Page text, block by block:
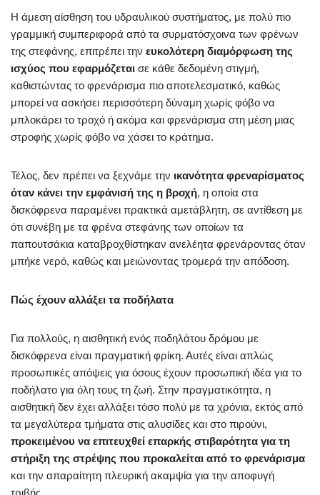
Η άμεση αίσθηση του υδραυλικού συστήματος, με πολύ πιο
γραμμική συμπεριφορά από τα συρματόσχοινα των φρένων
της στεφάνης, επιτρέπει την ευκολότερη διαμόρφωση της
ισχύος που εφαρμόζεται σε κάθε δεδομένη στιγμή,
καθιστώντας το φρενάρισμα πιο αποτελεσματικό, καθώς
μπορεί να ασκήσει περισσότερη δύναμη χωρίς φόβο να
μπλοκάρει το τροχό ή ακόμα και φρενάρισμα στη μέση μιας
στροφής χωρίς φόβο να χάσει το κράτημα.
Τέλος, δεν πρέπει να ξεχνάμε την ικανότητα φρεναρίσματος
όταν κάνει την εμφάνισή της η βροχή, η οποία στα
δισκόφρενα παραμένει πρακτικά αμετάβλητη, σε αντίθεση με
ότι συνέβη με τα φρένα στεφάνης των οποίων τα
παπουτσάκια καταβροχθίστηκαν ανελέητα φρενάροντας όταν
μπήκε νερό, καθώς και μειώνοντας τρομερά την απόδοση.
Πώς έχουν αλλάξει τα ποδήλατα
Για πολλούς, η αισθητική ενός ποδηλάτου δρόμου με
δισκόφρενα είναι πραγματική φρίκη. Αυτές είναι απλώς
προσωπικές απόψεις για όσους έχουν προσωπική ιδέα για το
ποδήλατο για όλη τους τη ζωή. Στην πραγματικότητα, η
αισθητική δεν έχει αλλάξει τόσο πολύ με τα χρόνια, εκτός από
τα μεγαλύτερα τμήματα στις αλυσίδες και στο πιρούνι,
προκειμένου να επιτευχθεί επαρκής στιβαρότητα για τη
στήριξη της στρέψης που προκαλείται από το φρενάρισμα
και την απαραίτητη πλευρική ακαμψία για την αποφυγή
τριβής.